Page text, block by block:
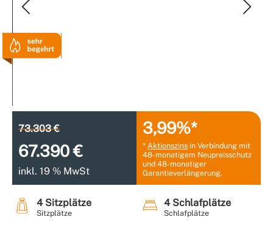
73.303 €
67.390 €
inkl. 19 % MwSt
3,99%*
* Aktionszins in Verbindung mit
48-monatigem Neupreisschutz
und 48-monatiger
Garantieverlängerung.
4 Sitzplätze
Sitzplätze
4 Schlafplätze
Schlafplätze